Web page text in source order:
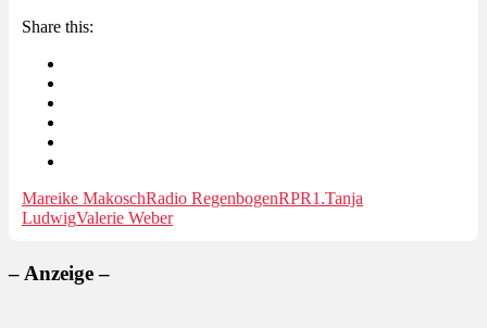
Share this:
Mareike MakoschRadio RegenbogenRPR1.Tanja
LudwigValerie Weber
– Anzeige –